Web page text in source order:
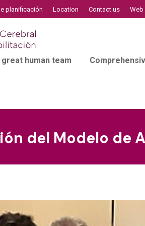
planificación Location Contact us Web
great human team
del Modelo de